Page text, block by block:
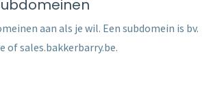
aan als je wil. Een subdomein is bv.
of sales.bakkerbarry.be.